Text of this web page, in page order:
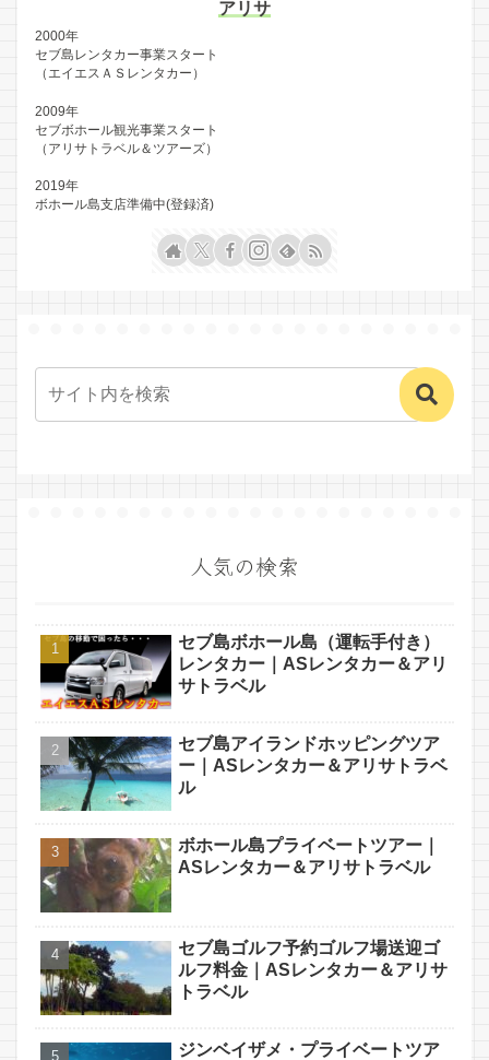
アリサ
2000年
セブ島レンタカー事業スタート
（エイエスＡＳレンタカー）
2009年
セブボホール観光事業スタート
（アリサトラベル＆ツアーズ）
2019年
ボホール島支店準備中(登録済)
人気の検索
セブ島ボホール島（運転手付き）
レンタカー｜ASレンタカー＆アリ
サトラベル
セブ島アイランドホッピングツア
ー｜ASレンタカー＆アリサトラベ
ル
ボホール島プライベートツアー｜
ASレンタカー＆アリサトラベル
セブ島ゴルフ予約ゴルフ場送迎ゴ
ルフ料金｜ASレンタカー＆アリサ
トラベル
ジンベイザメ・プライベートツア